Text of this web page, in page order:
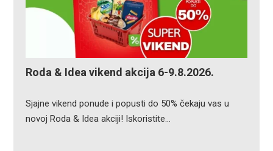
Roda & Idea vikend akcija 6-9.8.2026.
Sjajne vikend ponude i popusti do 50% čekaju vas u
novoj Roda & Idea akciji! Iskoristite…